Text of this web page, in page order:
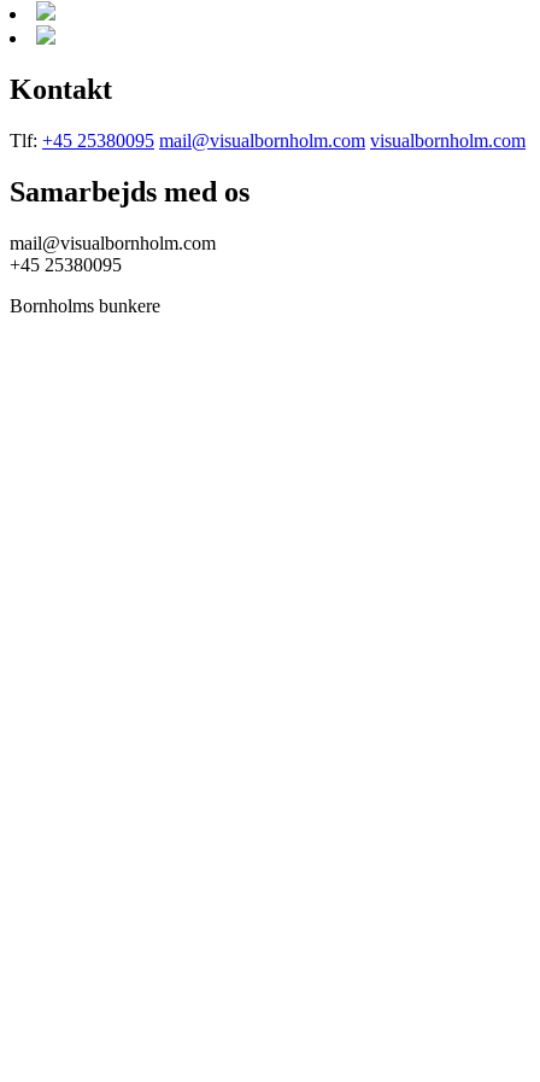
Kontakt
Tlf: +45 25380095 mail@visualbornholm.com visualbornholm.com
Samarbejds med os
mail@visualbornholm.com
+45 25380095
Bornholms bunkere